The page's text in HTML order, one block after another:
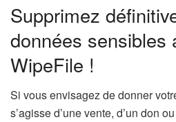
Supprimez
données sensibles
WipeFile !
Si vous envisagez de donner
s’agisse d’une vente, d’un don